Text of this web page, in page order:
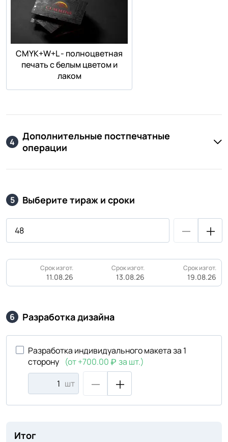
СMYK+W+L - полноцветная
печать с белым цветом и
лаком
4
Дополнительные постпечатные
операции
5 Выберите тираж и сроки
Срок изгот.
11.08.26
Срок изгот.
13.08.26
Срок изгот.
19.08.26
6 Разработка дизайна
Разработка индивидуального макета за 1
сторону (от +700.00
за шт.)
шт
Итог